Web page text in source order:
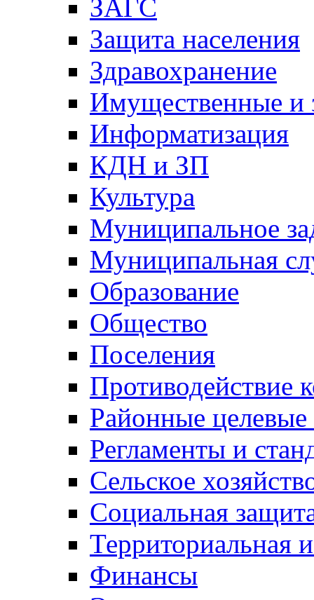
ЗАГС
Защита населения
Здравохранение
Имущественные и
Информатизация
КДН и ЗП
Культура
Муниципальное
Муниципальная
Образование
Общество
Поселения
Противодействие
Районные
Регламенты и
Сельское
Социальная
Территориальная
Финансы